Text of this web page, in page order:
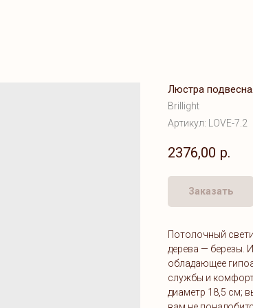
Люстра
Brillight
Артикул:
LOVE-7.2
2376,00 р.
Заказать
Потолочный
дерева — березы.
обладающее
службы и
диаметр 18,5 см;